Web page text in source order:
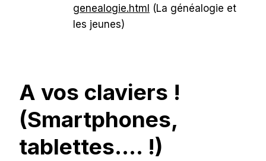
genealogie.html (La généalogie et
les jeunes)
A vos claviers !
(Smartphones,
tablettes…. !)